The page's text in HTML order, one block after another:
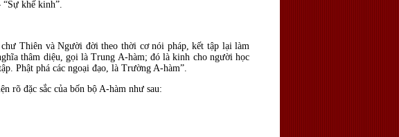
khế kinh”.
Thiên và Người đời theo thời cơ nói pháp, kết tập lại làm
thâm diệu, gọi là Trung A-hàm; đó là kinh cho người học
Phật phá các ngoại đạo, là Trường A-hàm”.
rõ đặc sắc của bốn bộ A-hàm như sau: